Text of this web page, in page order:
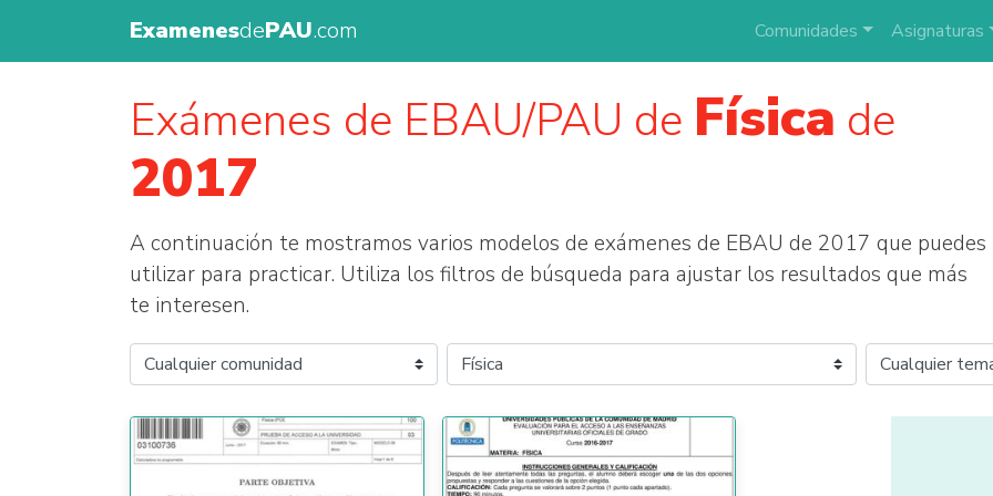
ExamenesdePAU.com Comunidades Asignaturas
Exámenes de EBAU/PAU de Física de
2017
A continuación te mostramos varios modelos de exámenes de EBAU de 2017 que puedes
utilizar para practicar. Utiliza los filtros de búsqueda para ajustar los resultados que más
te interesen.